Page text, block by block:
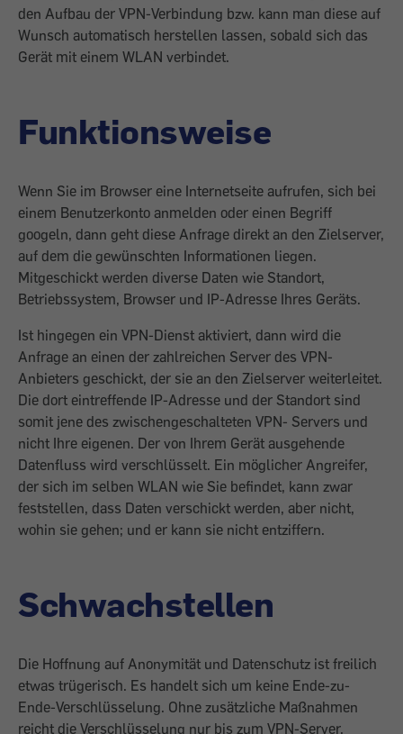
den Aufbau der VPN-Verbindung bzw. kann man diese auf
Wunsch ­automatisch herstellen lassen, sobald sich das
Gerät mit einem WLAN verbindet.
Funktionsweise
Wenn Sie im Browser eine Internetseite aufrufen, sich bei
einem Benutzerkonto anmelden oder einen ­Begriff
googeln, dann geht diese Anfrage direkt an den Zielserver,
auf dem die ­gewünschten Informationen liegen.
Mitgeschickt werden diverse Daten wie Standort,
Betriebssystem, Browser und IP-Adresse Ihres Geräts.
Ist hingegen ein VPN-Dienst aktiviert, dann wird die
Anfrage an einen der zahlreichen Server des VPN-
Anbieters geschickt, der sie an den Zielserver weiterleitet.
Die dort eintreffende IP-Adresse und der Standort sind
somit jene des zwischengeschalteten VPN- Servers und
nicht Ihre eigenen. Der von ­Ihrem Gerät ausgehende
Datenfluss wird verschlüsselt. Ein möglicher Angreifer,
der sich im selben WLAN wie Sie befindet, kann zwar
feststellen, dass Daten verschickt ­werden, aber nicht,
wohin sie gehen; und er kann sie nicht entziffern.
Schwachstellen
Die Hoffnung auf ­Anonymität und Datenschutz ist freilich
­etwas trügerisch. Es handelt sich um keine Ende-zu-
Ende-Verschlüsselung. Ohne zusätzliche Maßnahmen
reicht die Verschlüsselung nur bis zum VPN-Server.